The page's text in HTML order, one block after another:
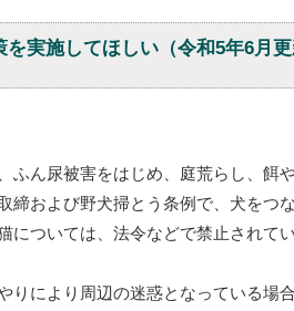
を実施してほしい（令和5年6月更
ん尿被害をはじめ、庭荒らし、餌
および野犬掃とう条例で、犬をつ
については、法令などで禁止されて
により周辺の迷惑となっている場